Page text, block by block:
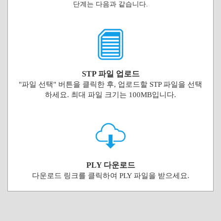
단계는 다음과 같습니다.
STP 파일 업로드
"파일 선택" 버튼을 클릭한 후, 업로드할 STP 파일을 선택
하세요. 최대 파일 크기는 100MB입니다.
PLY 다운로드
다운로드 링크를 클릭하여 PLY 파일을 받으세요.